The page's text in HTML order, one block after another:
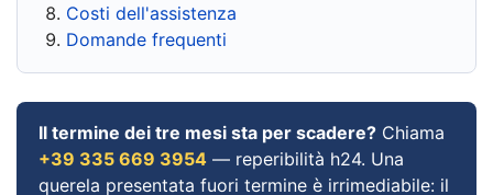
Costi dell'assistenza
Domande frequenti
Il termine dei tre mesi sta per scadere? Chiama
+39 335 669 3954 — reperibilità h24. Una
querela presentata fuori termine è irrimediabile: il